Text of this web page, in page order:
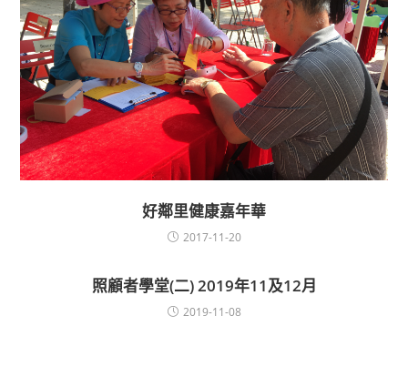
好鄰里健康嘉年華
2017-11-20
照顧者學堂(二) 2019年11及12月
2019-11-08